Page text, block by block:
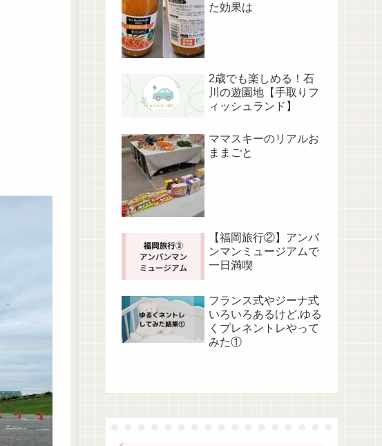
た効果は
2歳でも楽しめる！石
川の遊園地【手取りフ
ィッシュランド】
ママスキーのリアルお
ままごと
【福岡旅行②】アンパ
ンマンミュージアムで
一日満喫
フランス式やジーナ式
いろいろあるけど,ゆる
くプレネントレやって
みた①